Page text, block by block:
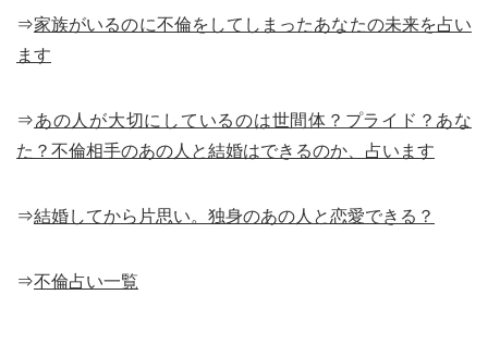
⇒家族がいるのに不倫をしてしまったあなたの未来を占い
ます
⇒あの人が大切にしているのは世間体？プライド？あな
た？不倫相手のあの人と結婚はできるのか、占います
⇒結婚してから片思い。独身のあの人と恋愛できる？
⇒不倫占い一覧